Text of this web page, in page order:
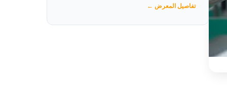
تفاصيل المعرض ←